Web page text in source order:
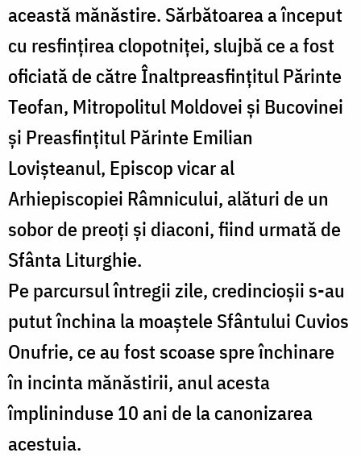
această mănăstire. Sărbătoarea a început
cu resfințirea clopotniței, slujbă ce a fost
oficiată de către Înaltpreasfințitul Părinte
Teofan, Mitropolitul Moldovei și Bucovinei
și Preasfințitul Părinte Emilian
Lovișteanul, Episcop vicar al
Arhiepiscopiei Râmnicului, alături de un
sobor de preoți și diaconi, fiind urmată de
Sfânta Liturghie.
Pe parcursul întregii zile, credincioșii s-au
putut închina la moaștele Sfântului Cuvios
Onufrie, ce au fost scoase spre închinare
în incinta mănăstirii, anul acesta
împlininduse 10 ani de la canonizarea
acestuia.